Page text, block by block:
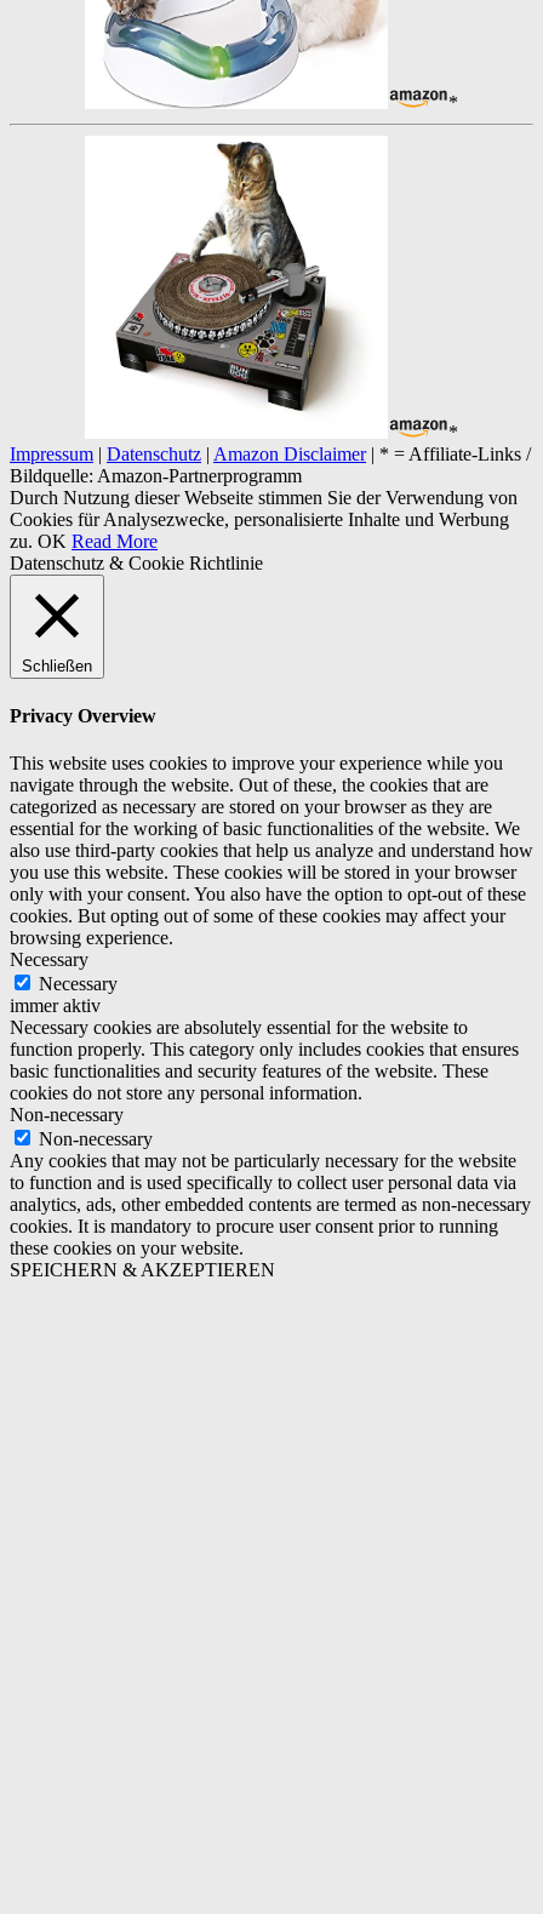
*
*
Impressum
Datenschutz Amazon Disclaimer| * = Affiliate-Links /
Bildquelle: Amazon-Partnerprogramm
Durch Nutzung dieser Webseite stimmen Sie der Verwendung von
Cookies für Analysezwecke, personalisierte Inhalte und Werbung
zu. OK Read More
Datenschutz & Cookie Richtlinie
Schließen
Privacy Overview
This website uses cookies to improve your experience while you
navigate through the website. Out of these, the cookies that are
categorized as necessary are stored on your browser as they are
essential for the working of basic functionalities of the website. We
also use third-party cookies that help us analyze and understand how
you use this website. These cookies will be stored in your browser
only with your consent. You also have the option to opt-out of these
cookies. But opting out of some of these cookies may affect your
browsing experience.
Necessary
Necessary
immer aktiv
Necessary cookies are absolutely essential for the website to
function properly. This category only includes cookies that ensures
basic functionalities and security features of the website. These
cookies do not store any personal information.
Non-necessary
Non-necessary
Any cookies that may not be particularly necessary for the website
to function and is used specifically to collect user personal data via
analytics, ads, other embedded contents are termed as non-necessary
cookies. It is mandatory to procure user consent prior to running
these cookies on your website.
SPEICHERN & AKZEPTIEREN